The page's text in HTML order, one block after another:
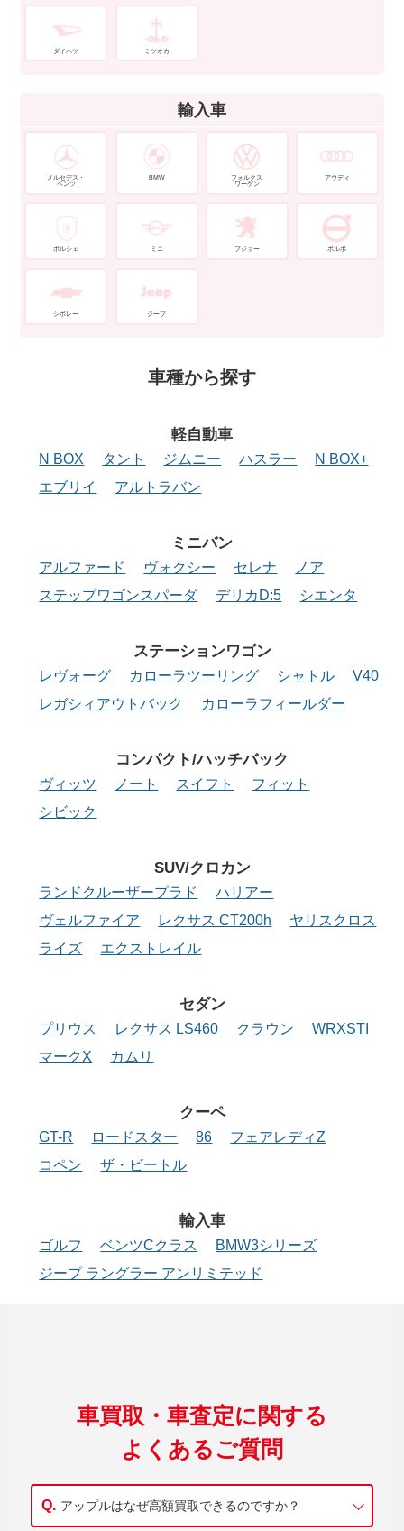
ダイハツ ミツオカ
輸入車
メルセデス・
ベンツ
BMW
フォルクス
ワーゲン
アウディ
ポルシェ ミニ プジョー ボルボ
シボレー ジープ
車種から探す
軽自動車
N BOX タント ジムニー ハスラー
N BOX+
エブリイ
アルトラバン
ミニバン
アルファード ヴォクシー セレナ
ノア
ステップワゴンスパーダ
デリカD:5 シエンタ
ステーションワゴン
レヴォーグ カローラツーリング シャトル
V40
レガシィアウトバック
カローラフィールダー
コンパクト/ハッチバック
ヴィッツ ノート スイフト
フィット
シビック
SUV/クロカン
ランドクルーザープラド
ハリアー
ヴェルファイア
レクサス CT200h
ヤリスクロス
ライズ
エクストレイル
セダン
プリウス レクサス LS460 クラウン
WRXSTI
マークX
カムリ
クーペ
GT-R ロードスター 86
フェアレディZ
コペン
ザ・ビートル
輸入車
ゴルフ ベンツCクラス
BMW3シリーズ
ジープ ラングラー アンリミテッド
車買取・車査定に関する
よくあるご質問
アップルはなぜ高額買取できるのですか？